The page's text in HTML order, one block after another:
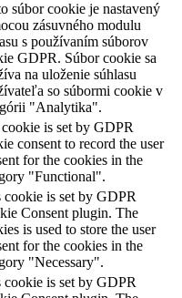
súbor cookie je nastavený
zásuvného modulu
s používaním súborov
GDPR. Súbor cookie sa
na uloženie súhlasu
so súbormi cookie v
"Analytika".
is set by GDPR
consent to record the user
for the cookies in the
"Functional".
cookie is set by GDPR
Consent plugin. The
is used to store the user
for the cookies in the
"Necessary".
cookie is set by GDPR